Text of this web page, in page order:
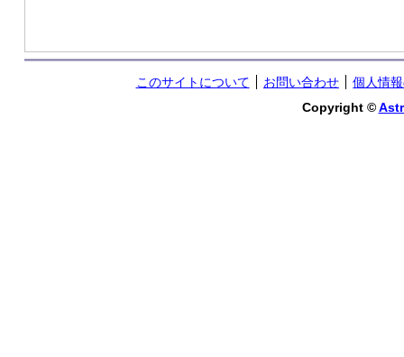
このサイトについて お問い合わせ
個人情
Copyright ©